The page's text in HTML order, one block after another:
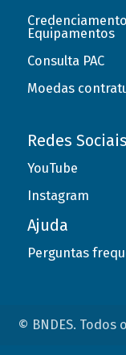
Equipamentos
Consulta PAC
Moedas
Redes Sociais
YouTube
Instagram
Ajuda
Perguntas
© BNDES. Todos